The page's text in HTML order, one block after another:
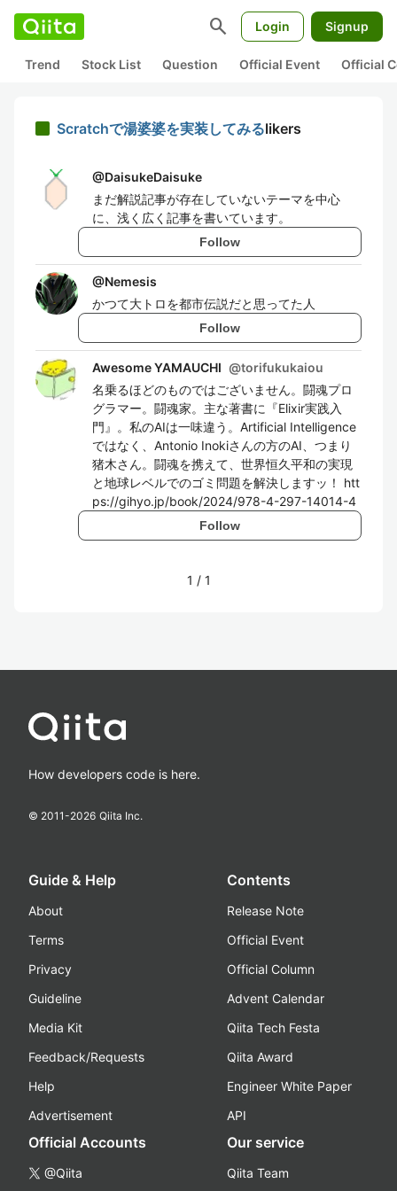
search Login Signup
Trend Stock List Question Official Event Official
Scratchで湯婆婆を実装してみるlikers
@DaisukeDaisuke
まだ解説記事が存在していないテーマを中心
に、浅く広く記事を書いています。
Follow
@Nemesis
かつて大トロを都市伝説だと思ってた人
Follow
Awesome YAMAUCHI @torifukukaiou
名乗るほどのものではございません。闘魂プロ
グラマー。闘魂家。主な著書に『Elixir実践入
門』。私のAIは一味違う。Artificial Intelligence
ではなく、Antonio Inokiさんの方のAI、つまり
猪木さん。闘魂を携えて、世界恒久平和の実現
と地球レベルでのゴミ問題を解決しますッ！ htt
ps://gihyo.jp/book/2024/978-4-297-14014-4
Follow
1 / 1
How developers code is here.
© 2011-2026 Qiita Inc.
Guide & Help
About
Terms
Privacy
Guideline
Media Kit
Feedback/Requests
Help
Advertisement
Contents
Release Note
Official Event
Official Column
Advent Calendar
Qiita Tech Festa
Qiita Award
Engineer White Paper
API
Official Accounts
@Qiita
Our service
Qiita Team